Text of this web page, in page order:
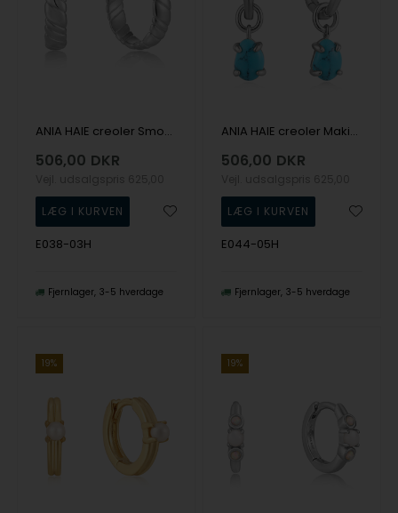
ANIA HAIE creoler Smooth Twist E038-03H
506,00 DKR
E038-03H
Fjernlager 3-5 hverdage
ANIA HAIE creoler Making Waves E044-05H
506,00 DKR
E044-05H
Fjernlager 3-5 hverdage
19% 19%